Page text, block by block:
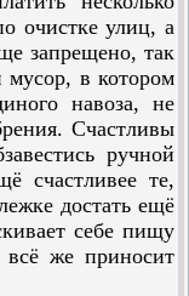
очистке улиц, а
запрещено, так
мусор, в котором
навоза, не
Счастливы
ручной
счастливее те,
достать ещё
себе пищу
всё же приносит